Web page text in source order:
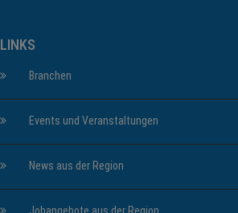
LINKS
Branchen
Events und Veranstaltungen
News aus der Region
Jobangebote aus der Region